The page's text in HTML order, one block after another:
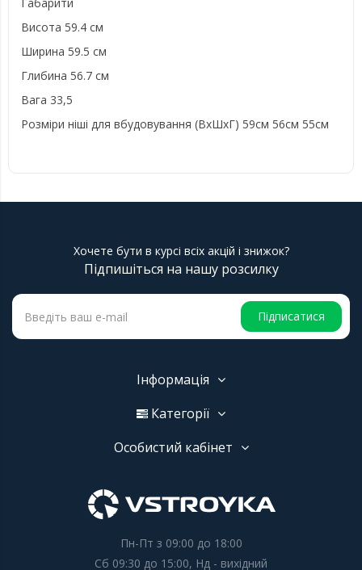
Висота 59.4 см
Ширина 59.5 см
Глибина 56.7 см
Вага 33,5
Розміри ніші для вбудовування (ВхШхГ) 59см 56см 55см
Хочете бути в курсі всіх акцій і знижок?
Підпишіться на нашу розсилку
Підписатися
Інформація
Категорії
Особистий кабінет
Пн-Пт з 09:00 до 18:00
Сб 09:30 до 15:00, Нд - вихідний